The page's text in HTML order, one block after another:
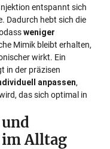
entspannt sich
Dadurch hebt sich die
weniger
Mimik bleibt erhalten,
wirkt. Ein
in der präzisen
anpassen,
das sich optimal in
Alltag